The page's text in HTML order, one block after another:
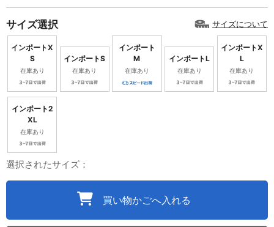
サイズ選択 サイズについて
インポートX
S
在庫あり
インポートS
在庫あり
インポート
M
在庫あり
インポートL
在庫あり
インポートX
L
在庫あり
インポート2
XL
在庫あり
選択されたサイズ：
買い物かごへ入れる